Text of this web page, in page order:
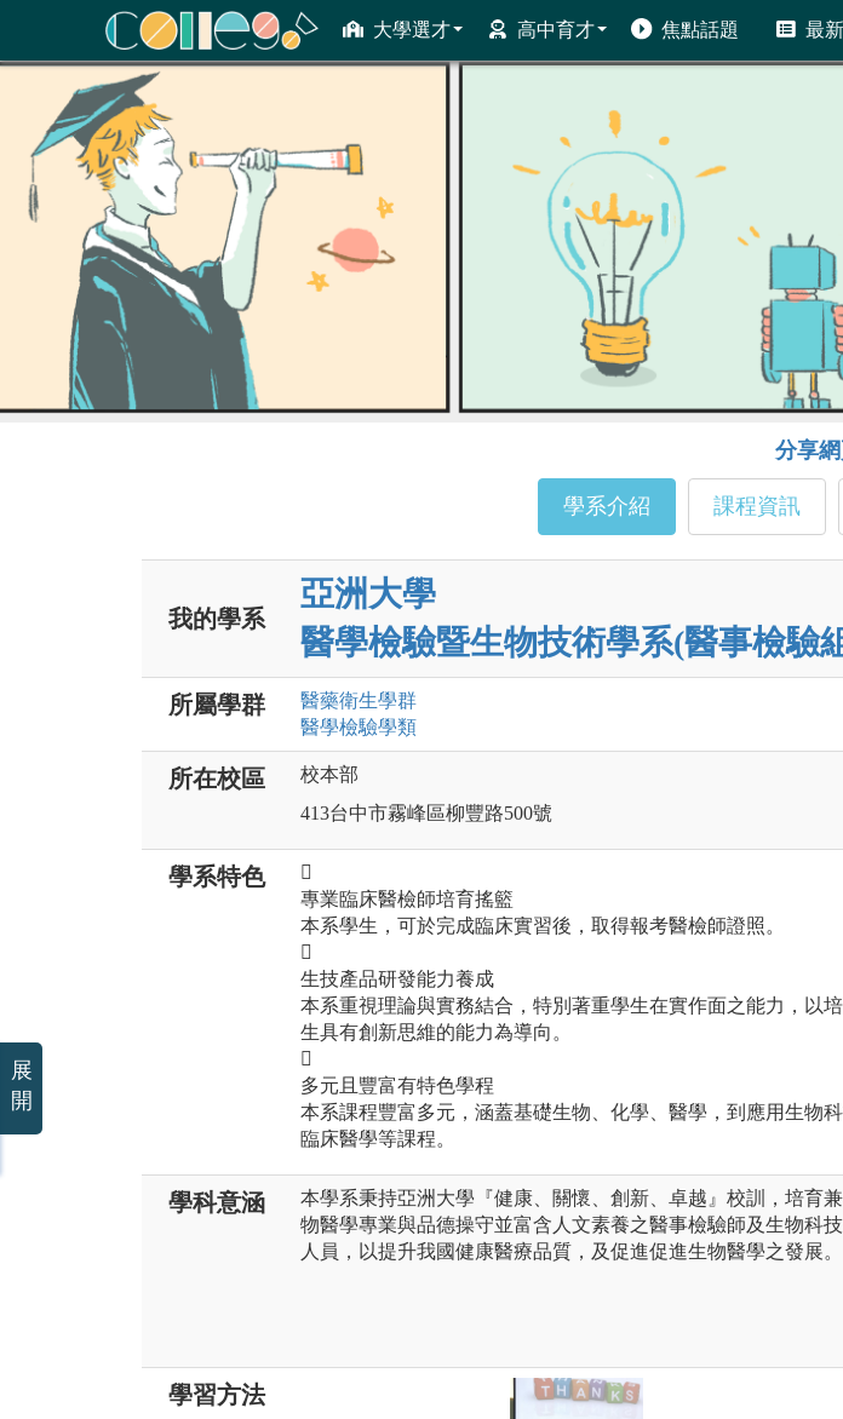
大學選才 高中育才 焦點話題 最
ColleGo! 大學選才與高中育才輔助系統
分享
學系介紹 課程資訊
我的學系
亞洲大學
醫學檢驗暨生物技術學系(醫事檢驗
所屬學群 醫藥衛生學群
醫學檢驗學類
所在校區
校本部
413台中市霧峰區柳豐路500號
學系特色

專業臨床醫檢師培育搖籃
本系學生，可於完成臨床實習後，取得報考醫檢師證照。

生技產品研發能力養成
本系重視理論與實務結合，特別著重學生在實作面之能力，以
生具有創新思維的能力為導向。

多元且豐富有特色學程
本系課程豐富多元，涵蓋基礎生物、化學、醫學，到應用生物
臨床醫學等課程。
學科意涵
本學系秉持亞洲大學『健康、關懷、創新、卓越』校訓，培育
物醫學專業與品德操守並富含人文素養之醫事檢驗師及生物科
人員，以提升我國健康醫療品質，及促進促進生物醫學之發展。
學習方法
展
開